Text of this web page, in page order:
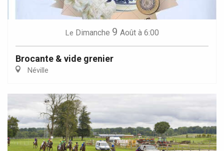
Le Dimanche 9 Août à 6:00
Brocante & vide grenier
Néville